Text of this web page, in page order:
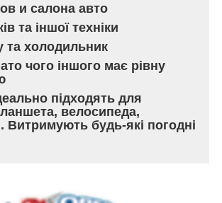
и салона авто
та іншої техніки
та холодильник
чого іншого має рівну
підходять для
велосипеда,
Витримують будь-які погодні